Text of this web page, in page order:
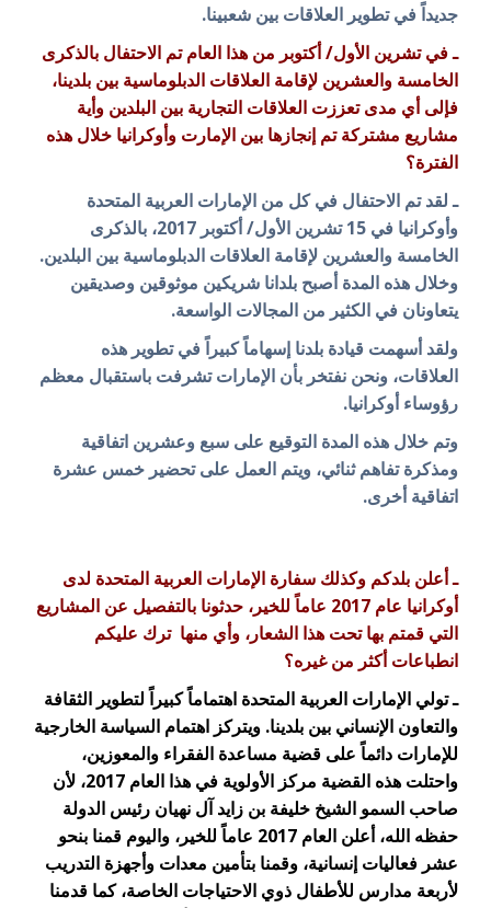
جديداً في تطوير العلاقات بين شعبينا.
ـ في تشرين الأول/ أكتوبر من هذا العام تم الاحتفال بالذكرى
الخامسة والعشرين لإقامة العلاقات الدبلوماسية بين بلدينا،
فإلى أي مدى تعززت العلاقات التجارية بين البلدين وأية
مشاريع مشتركة تم إنجازها بين الإمارت وأوكرانيا خلال هذه
الفترة؟
ـ لقد تم الاحتفال في كل من الإمارات العربية المتحدة
وأوكرانيا في 15 تشرين الأول/ أكتوبر 2017، بالذكرى
الخامسة والعشرين لإقامة العلاقات الدبلوماسية بين البلدين.
وخلال هذه المدة أصبح بلدانا شريكين موثوقين وصديقين
يتعاونان في الكثير من المجالات الواسعة.
ولقد أسهمت قيادة بلدنا إسهاماً كبيراً في تطوير هذه
العلاقات، ونحن نفتخر بأن الإمارات تشرفت باستقبال معظم
رؤوساء أوكرانيا.
وتم خلال هذه المدة التوقيع على سبع وعشرين اتفاقية
ومذكرة تفاهم ثنائي، ويتم العمل على تحضير خمس عشرة
اتفاقية أخرى.
ـ أعلن بلدكم وكذلك سفارة الإمارات العربية المتحدة لدى
أوكرانيا عام 2017 عاماً للخير، حدثونا بالتفصيل عن المشاريع
التي قمتم بها تحت هذا الشعار، وأي منها ترك عليكم
انطباعات أكثر من غيره؟
ـ تولي الإمارات العربية المتحدة اهتماماً كبيراً لتطوير الثقافة
والتعاون الإنساني بين بلدينا. ويتركز اهتمام السياسة الخارجية
للإمارات دائماً على قضية مساعدة الفقراء والمعوزين،
واحتلت هذه القضية مركز الأولوية في هذا العام 2017، لأن
صاحب السمو الشيخ خليفة بن زايد آل نهيان رئيس الدولة
حفظه الله، أعلن العام 2017 عاماً للخير، واليوم قمنا بنحو
عشر فعاليات إنسانية، وقمنا بتأمين معدات وأجهزة التدريب
لأربعة مدارس للأطفال ذوي الاحتياجات الخاصة، كما قدمنا